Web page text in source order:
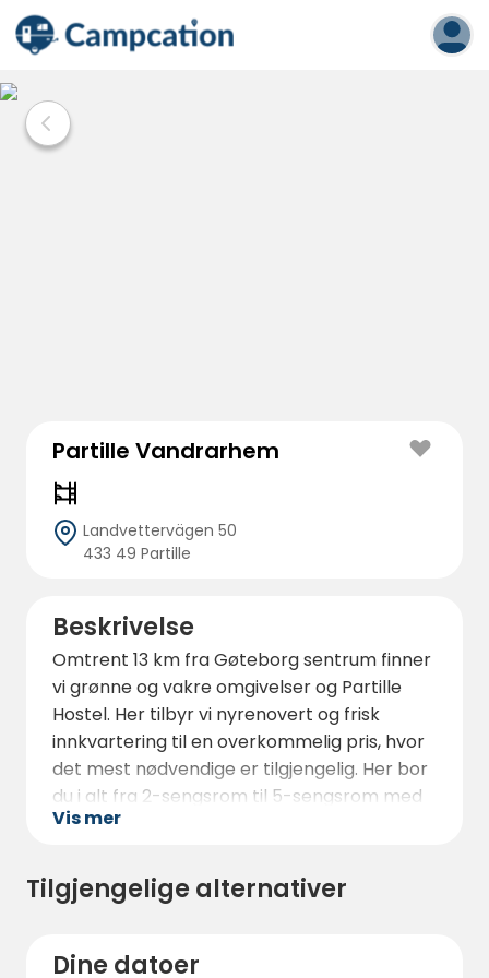
Partille Vandrarhem
Landvettervägen 50
433 49 Partille
Beskrivelse
Omtrent 13 km fra Gøteborg sentrum finner
vi grønne og vakre omgivelser og Partille
Hostel. Her tilbyr vi nyrenovert og frisk
innkvartering til en overkommelig pris, hvor
det mest nødvendige er tilgjengelig. Her bor
du i alt fra 2-sengsrom til 5-sengsrom med
køyesenger. På Partille Hostel finner du
enkelheten når det gjelder overnatting gjør
at du kan føle deg hjemme, og
mange nye kontakter kan knyttes.
Vis mer
Tilgjengelige alternativer
Dine datoer